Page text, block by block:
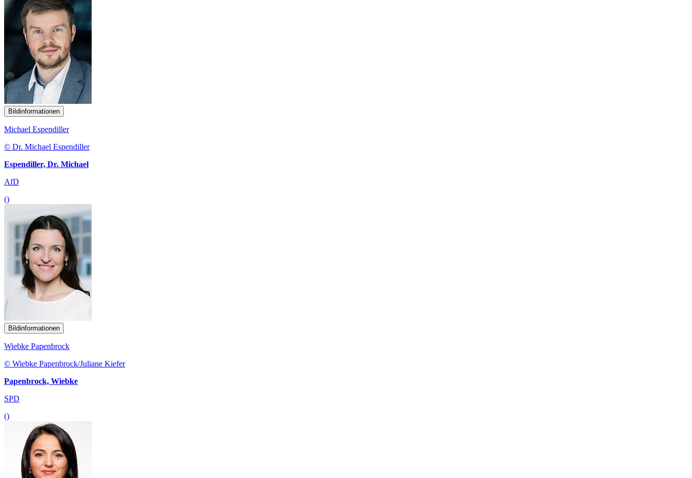
Bildinformationen
Michael Espendiller
© Dr. Michael Espendiller
Espendiller, Dr. Michael
AfD
()
Bildinformationen
Wiebke Papenbrock
© Wiebke Papenbrock/Juliane Kiefer
Papenbrock, Wiebke
SPD
()